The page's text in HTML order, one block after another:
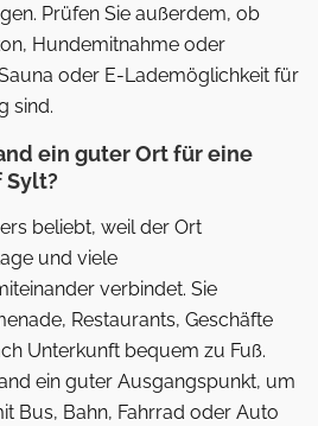
Prüfen Sie außerdem, ob
Hundemitnahme oder
oder E-Lademöglichkeit für
sind.
ein guter Ort für eine
Sylt?
beliebt, weil der Ort
und viele
verbindet. Sie
Restaurants, Geschäfte
Unterkunft bequem zu Fuß.
ein guter Ausgangspunkt, um
Bus, Bahn, Fahrrad oder Auto